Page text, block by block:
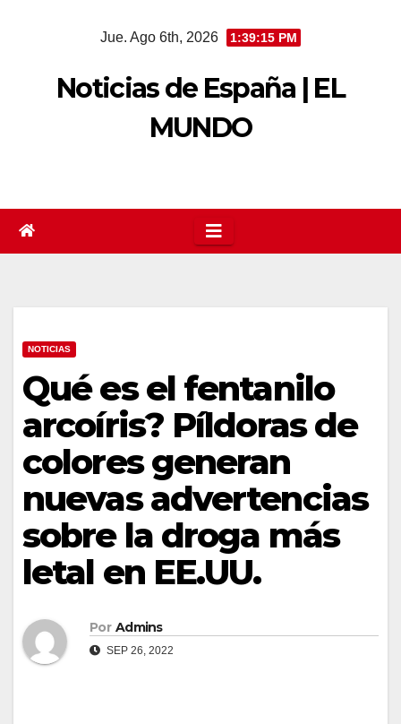
Jue. Ago 6th, 2026 1:39:16 PM
Noticias de España | EL
MUNDO
NOTICIAS
Qué es el fentanilo
arcoíris? Píldoras de
colores generan
nuevas advertencias
sobre la droga más
letal en EE.UU.
Por Admins
SEP 26, 2022